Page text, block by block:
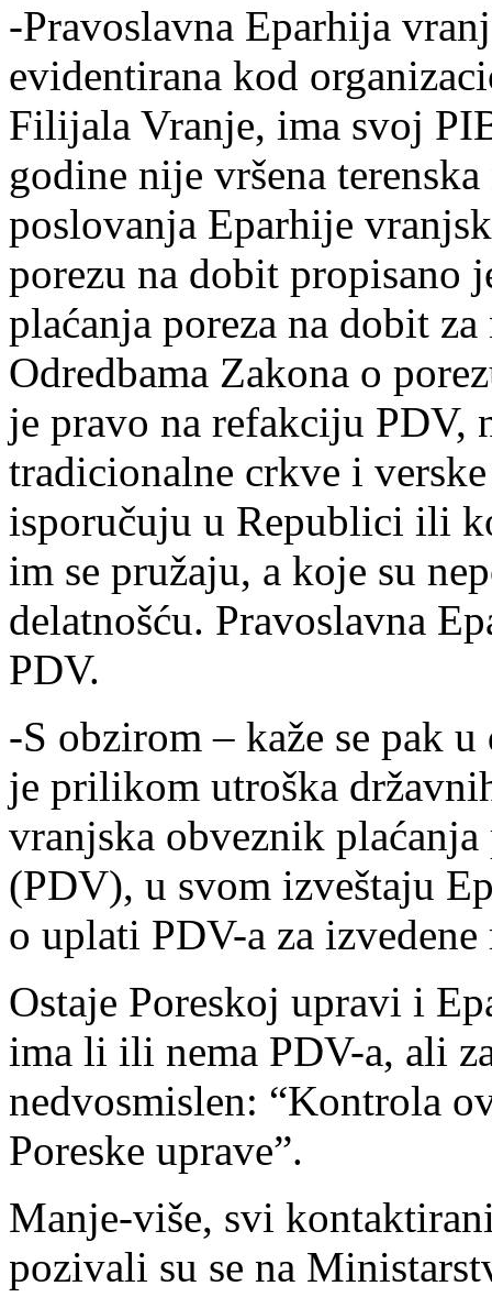
-Pravoslavna Eparhija
evidentirana kod
Filijala Vranje, ima svoj
godine nije vršena
poslovanja Eparhije
porezu na dobit propisano
plaćanja poreza na dobit
Odredbama Zakona o
je pravo na refakciju PDV,
tradicionalne crkve i
isporučuju u Republici ili
im se pružaju, a koje su
delatnošću. Pravoslavna
PDV.
-S obzirom – kaže se pak
je prilikom utroška
vranjska obveznik
(PDV), u svom izveštaju
o uplati PDV-a za
Ostaje Poreskoj upravi i
ima li ili nema PDV-a, ali
nedvosmislen: “Kontrola
Poreske uprave”.
Manje-više, svi
pozivali su se na